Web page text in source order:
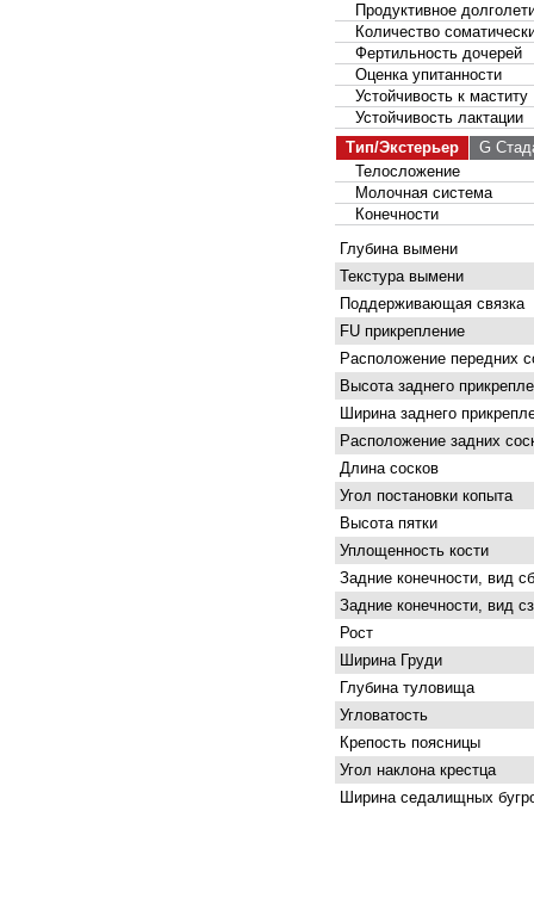
Продуктивное
Количество
Фертильность дочерей
Оценка упитанности
Устойчивость к маститу
Устойчивость лактации
Тип/Экстерьер
G
Телосложение
Молочная система
Конечности
Глубина вымени
Текстура вымени
Поддерживающая связка
FU прикрепление
Расположение передних
Высота заднего
Ширина заднего
Расположение задних
Длина сосков
Угол постановки копыта
Высота пятки
Уплощенность кости
Задние конечности, вид
Задние конечности, вид
Рост
Ширина Груди
Глубина туловища
Угловатость
Крепость поясницы
Угол наклона крестца
Ширина седалищных